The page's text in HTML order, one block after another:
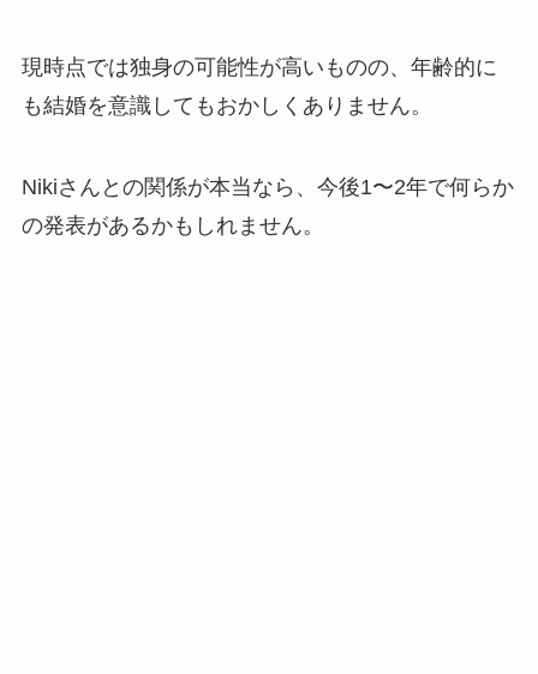
現時点では独身の可能性が高いものの、年齢的に
も結婚を意識してもおかしくありません。
Nikiさんとの関係が本当なら、今後1〜2年で何らか
の発表があるかもしれません。